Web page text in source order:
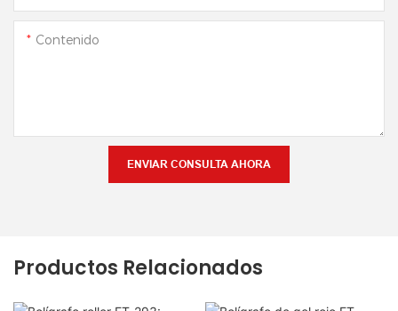
Contenido
ENVIAR CONSULTA AHORA
Productos Relacionados